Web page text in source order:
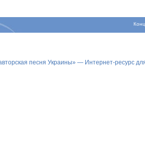
песня Украины» — Интернет-ресурс